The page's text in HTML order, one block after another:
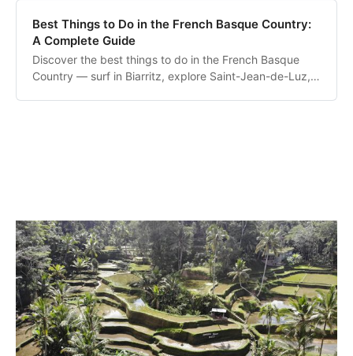
Best Things to Do in the French Basque Country:
A Complete Guide
Discover the best things to do in the French Basque
Country — surf in Biarritz, explore Saint-Jean-de-Luz,